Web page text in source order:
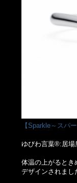
【Sparkle～スパ
ゆびわ言葉®:居場
体温の上がるとき
デザインされまし